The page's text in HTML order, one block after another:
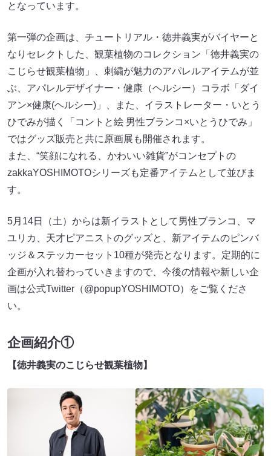
となっています。
第一弾の企画は、チュートリアル・徳井義実がバイヤーと
なりセレクトした、観葉植物のコレクション「徳井義実の
こじらせ観葉植物」、刺繍が魅力のアパレルアイテムが並
ぶ、アパレルデザイナー・健康（ヘルシー）コラボ「ダイ
アン×健康(ヘルシー)」、また、イラストレーター・いとう
ひでみが描く「コントと絵 男性ブランコ×いとうひでみ」
ではグッズ販売と共に原画展も開催されます。
また、“笑顔になれる、かわいい雑貨”がコンセプトの
zakkaYOSHIMOTOシリーズも定番アイテムとして並びま
す。
5月14日（土）からは新イラストとして男性ブランコ、マ
ユリカ、天才ピアニストのグッズと、新アイテムのピンバ
ッジ＆ステッカーセット10種が発売となります。定期的に
企画が入れ替わっていきますので、今後の情報や新しい企
画は公式Twitter（@popupYOSHIMOTO）をご覧くださ
い。
企画紹介①
【徳井義実のこじらせ観葉植物】